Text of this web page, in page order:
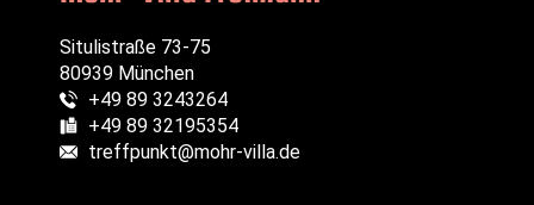
Situlistraße 73-75
80939 München
Telefon:
+49 89 3243264
Fax:
+49 89 32195354
E-Mail:
treffpunkt@mohr-villa.de